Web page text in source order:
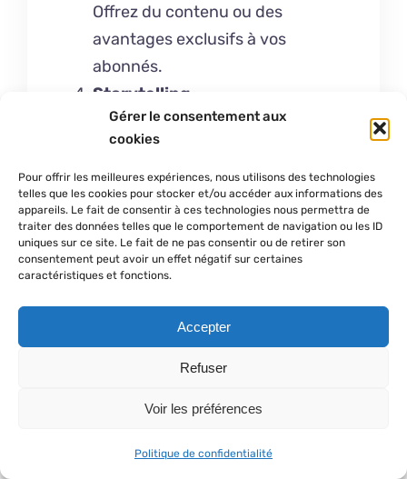
Gérer le consentement aux
cookies
Pour offrir les meilleures expériences, nous utilisons des technologies
telles que les cookies pour stocker et/ou accéder aux informations des
appareils. Le fait de consentir à ces technologies nous permettra de
traiter des données telles que le comportement de navigation ou les ID
uniques sur ce site. Le fait de ne pas consentir ou de retirer son
consentement peut avoir un effet négatif sur certaines
caractéristiques et fonctions.
Accepter
Refuser
Voir les préférences
Politique de confidentialité
Offrez du contenu ou des
avantages exclusifs à vos
abonnés.
Storytelling
Partagez l’histoire de votre
marque et créez une connexion
émotionnelle.
Reconnaissance
Mettez en avant vos clients
fidèles, partagez leurs
témoignages ou leurs photos.
L’importance de l’interaction et
de la réactivité
Réponses rapides